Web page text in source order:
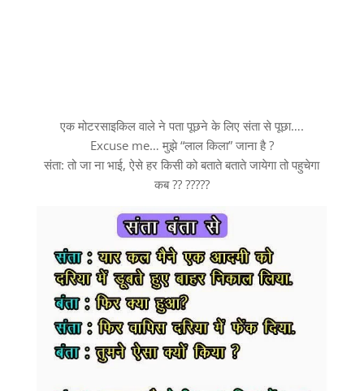
एक मोटरसाइकिल वाले ने पता पूछने के लिए संता से पूछा….
Excuse me… मुझे “लाल किला” जाना है ?
संता: तो जा ना भाई, ऐसे हर किसी को बताते बताते जायेगा तो पहुचेगा
कब ?? ?????